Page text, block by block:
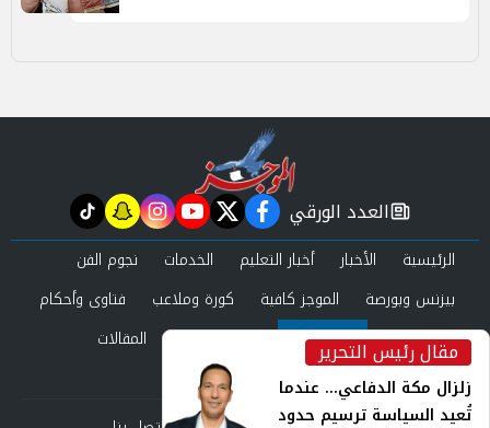
مقال رئيس التحرير
زلزال مكة الدفاعي... عندما
تُعيد السياسة ترسيم حدود
newspaper
العدد الورقي facebook
twitter
youtube
instagram
snapchat
tiktok
الرئيسية الأخبار أخبار التعليم الخدمات
نجوم الفن
بيزنس وبورصة
الموجز كافية كورة وملاعب
فتاوى وأحكام
صحة وجمال
عرب وعالم حوادث ومحاكم
المقالات
العدد الورقي